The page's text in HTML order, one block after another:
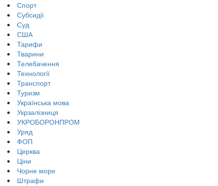
Спорт
Субсидії
Суд
США
Тарифи
Тварини
Телебачення
Технології
Транспорт
Туризм
Українська мова
Укрзалізниця
УКРОБОРОНПРОМ
Уряд
ФОП
Церква
Ціни
Чорне море
Штрафи